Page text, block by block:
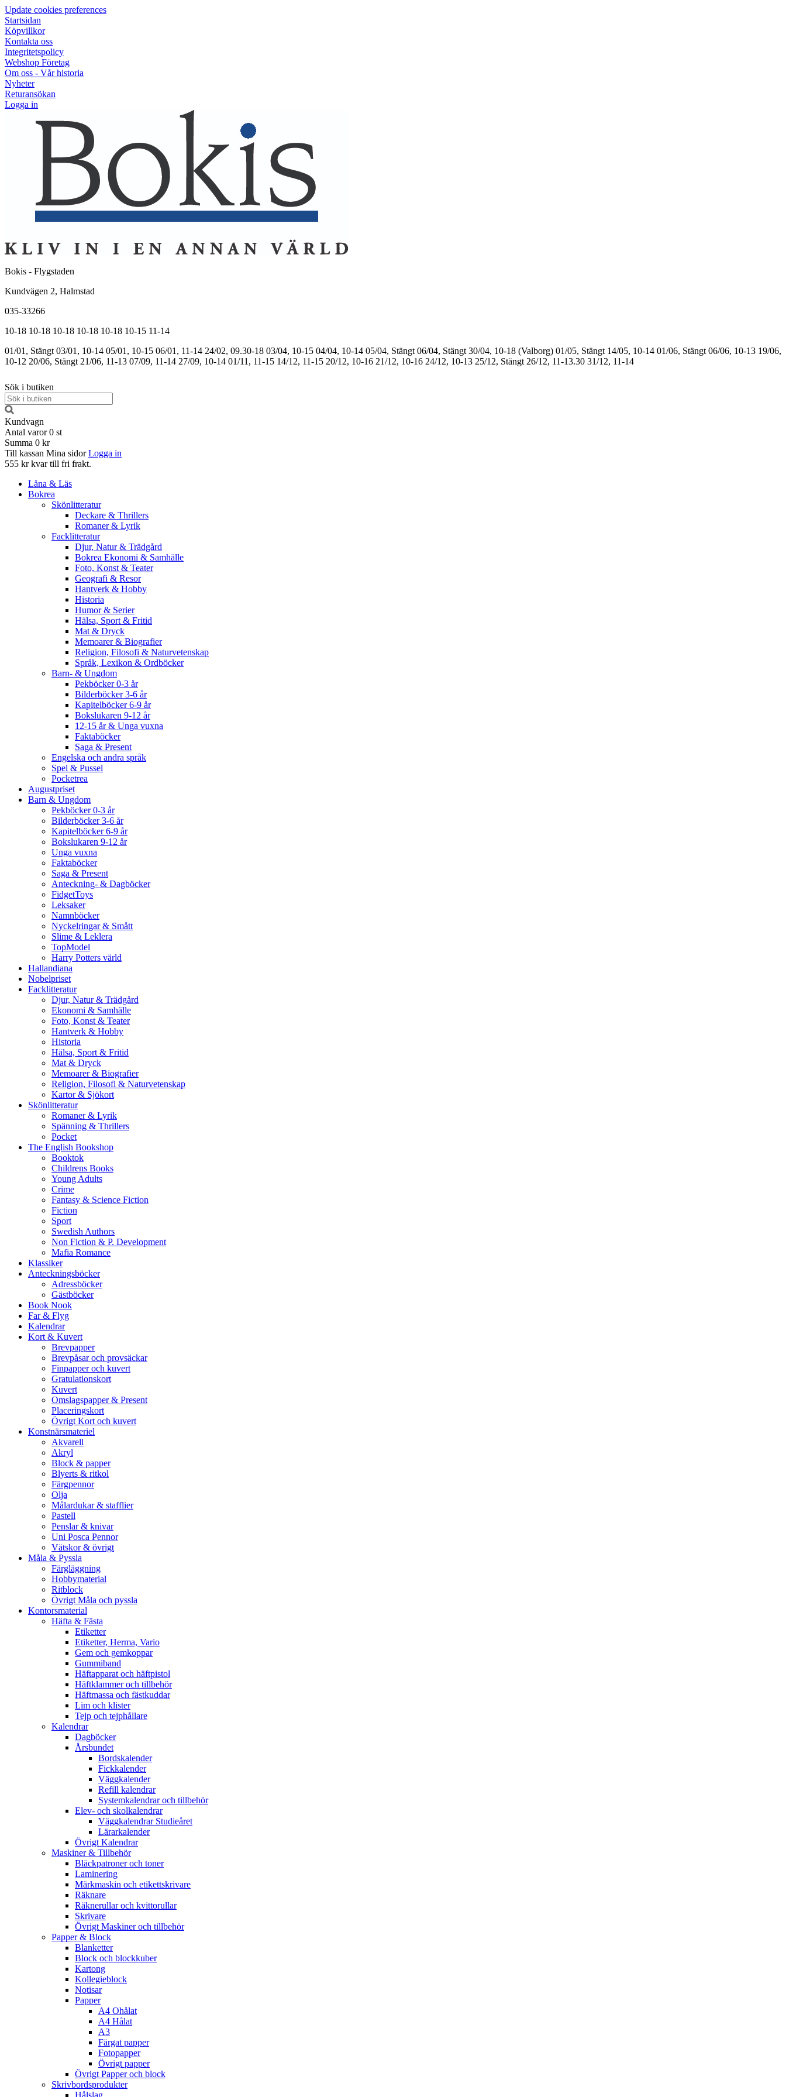
Update cookies preferences
Startsidan
Köpvillkor
Kontakta oss
Integritetspolicy
Webshop Företag
Om oss - Vår historia
Nyheter
Returansökan
Logga in
Bokis - Flygstaden
Kundvägen 2, Halmstad
035-33266
10-18 10-18 10-18 10-18 10-18 10-15 11-14
01/01, Stängt 03/01, 10-14 05/01, 10-15 06/01, 11-14 24/02, 09.30-18 03/04, 10-15 04/04, 10-14 05/04, Stängt 06/04, Stängt 30/04, 10-18 (Valborg) 01/05, Stängt 14/05, 10-14 01/06, Stängt 06/06, 10-13 19/06,
10-12 20/06, Stängt 21/06, 11-13 07/09, 11-14 27/09, 10-14 01/11, 11-15 14/12, 11-15 20/12, 10-16 21/12, 10-16 24/12, 10-13 25/12, Stängt 26/12, 11-13.30 31/12, 11-14
Sök i butiken
Kundvagn
Antal varor 0 st
Summa 0 kr
Till kassan Mina sidor Logga in
555 kr kvar till fri frakt.
Låna & Läs
Bokrea
Skönlitteratur
Deckare & Thrillers
Romaner & Lyrik
Facklitteratur
Djur, Natur & Trädgård
Bokrea Ekonomi & Samhälle
Foto, Konst & Teater
Geografi & Resor
Hantverk & Hobby
Historia
Humor & Serier
Hälsa, Sport & Fritid
Mat & Dryck
Memoarer & Biografier
Religion, Filosofi & Naturvetenskap
Språk, Lexikon & Ordböcker
Barn- & Ungdom
Pekböcker 0-3 år
Bilderböcker 3-6 år
Kapitelböcker 6-9 år
Bokslukaren 9-12 år
12-15 år & Unga vuxna
Faktaböcker
Saga & Present
Engelska och andra språk
Spel & Pussel
Pocketrea
Augustpriset
Barn & Ungdom
Pekböcker 0-3 år
Bilderböcker 3-6 år
Kapitelböcker 6-9 år
Bokslukaren 9-12 år
Unga vuxna
Faktaböcker
Saga & Present
Anteckning- & Dagböcker
FidgetToys
Leksaker
Namnböcker
Nyckelringar & Smått
Slime & Leklera
TopModel
Harry Potters värld
Hallandiana
Nobelpriset
Facklitteratur
Djur, Natur & Trädgård
Ekonomi & Samhälle
Foto, Konst & Teater
Hantverk & Hobby
Historia
Hälsa, Sport & Fritid
Mat & Dryck
Memoarer & Biografier
Religion, Filosofi & Naturvetenskap
Kartor & Sjökort
Skönlitteratur
Romaner & Lyrik
Spänning & Thrillers
Pocket
The English Bookshop
Booktok
Childrens Books
Young Adults
Crime
Fantasy & Science Fiction
Fiction
Sport
Swedish Authors
Non Fiction & P. Development
Mafia Romance
Klassiker
Anteckningsböcker
Adressböcker
Gästböcker
Book Nook
Far & Flyg
Kalendrar
Kort & Kuvert
Brevpapper
Brevpåsar och provsäckar
Finpapper och kuvert
Gratulationskort
Kuvert
Omslagspapper & Present
Placeringskort
Övrigt Kort och kuvert
Konstnärsmateriel
Akvarell
Akryl
Block & papper
Blyerts & ritkol
Färgpennor
Olja
Målardukar & stafflier
Pastell
Penslar & knivar
Uni Posca Pennor
Vätskor & övrigt
Måla & Pyssla
Färgläggning
Hobbymaterial
Ritblock
Övrigt Måla och pyssla
Kontorsmaterial
Häfta & Fästa
Etiketter
Etiketter, Herma, Vario
Gem och gemkoppar
Gummiband
Häftapparat och häftpistol
Häftklammer och tillbehör
Häftmassa och fästkuddar
Lim och klister
Tejp och tejphållare
Kalendrar
Dagböcker
Årsbundet
Bordskalender
Fickkalender
Väggkalender
Refill kalendrar
Systemkalendrar och tillbehör
Elev- och skolkalendrar
Väggkalendrar Studieåret
Lärarkalender
Övrigt Kalendrar
Maskiner & Tillbehör
Bläckpatroner och toner
Laminering
Märkmaskin och etikettskrivare
Räknare
Räknerullar och kvittorullar
Skrivare
Övrigt Maskiner och tillbehör
Papper & Block
Blanketter
Block och blockkuber
Kartong
Kollegieblock
Notisar
Papper
A4 Ohålat
A4 Hålat
A3
Färgat papper
Fotopapper
Övrigt papper
Övrigt Papper och block
Skrivbordsprodukter
Hålslag